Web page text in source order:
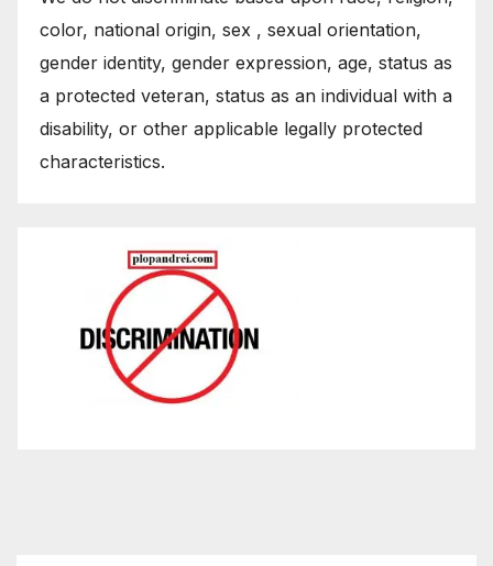
color, national origin, sex , sexual orientation,
gender identity, gender expression, age, status as
a protected veteran, status as an individual with a
disability, or other applicable legally protected
characteristics.